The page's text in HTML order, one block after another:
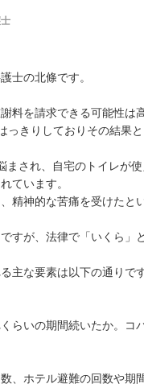
士の北條です。
料を請求できる可能性は
っきりしておりその結果
まされ、自宅のトイレが
ています。
精神的な苦痛を受けたと
すが、法律で「いくら」
主な要素は以下の通りです
らいの期間続いたか。コ
、ホテル避難の回数や期